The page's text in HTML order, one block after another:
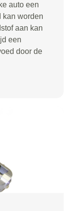
auto een
kan worden
aan kan
een
door de